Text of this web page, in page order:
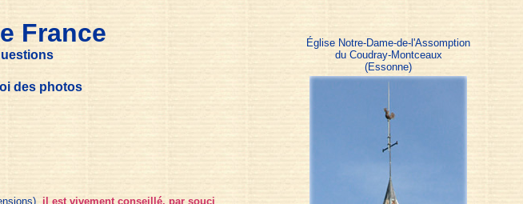
France
Église Notre-Dame-de-l'Assomption
du Coudray-Montceaux
(Essonne)
des photos
il est vivement conseillé, par souci